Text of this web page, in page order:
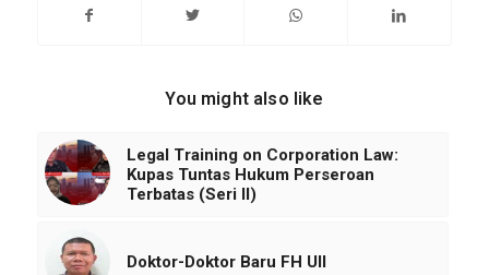
You might also like
Legal Training on Corporation Law:
Kupas Tuntas Hukum Perseroan
Terbatas (Seri II)
Doktor-Doktor Baru FH UII